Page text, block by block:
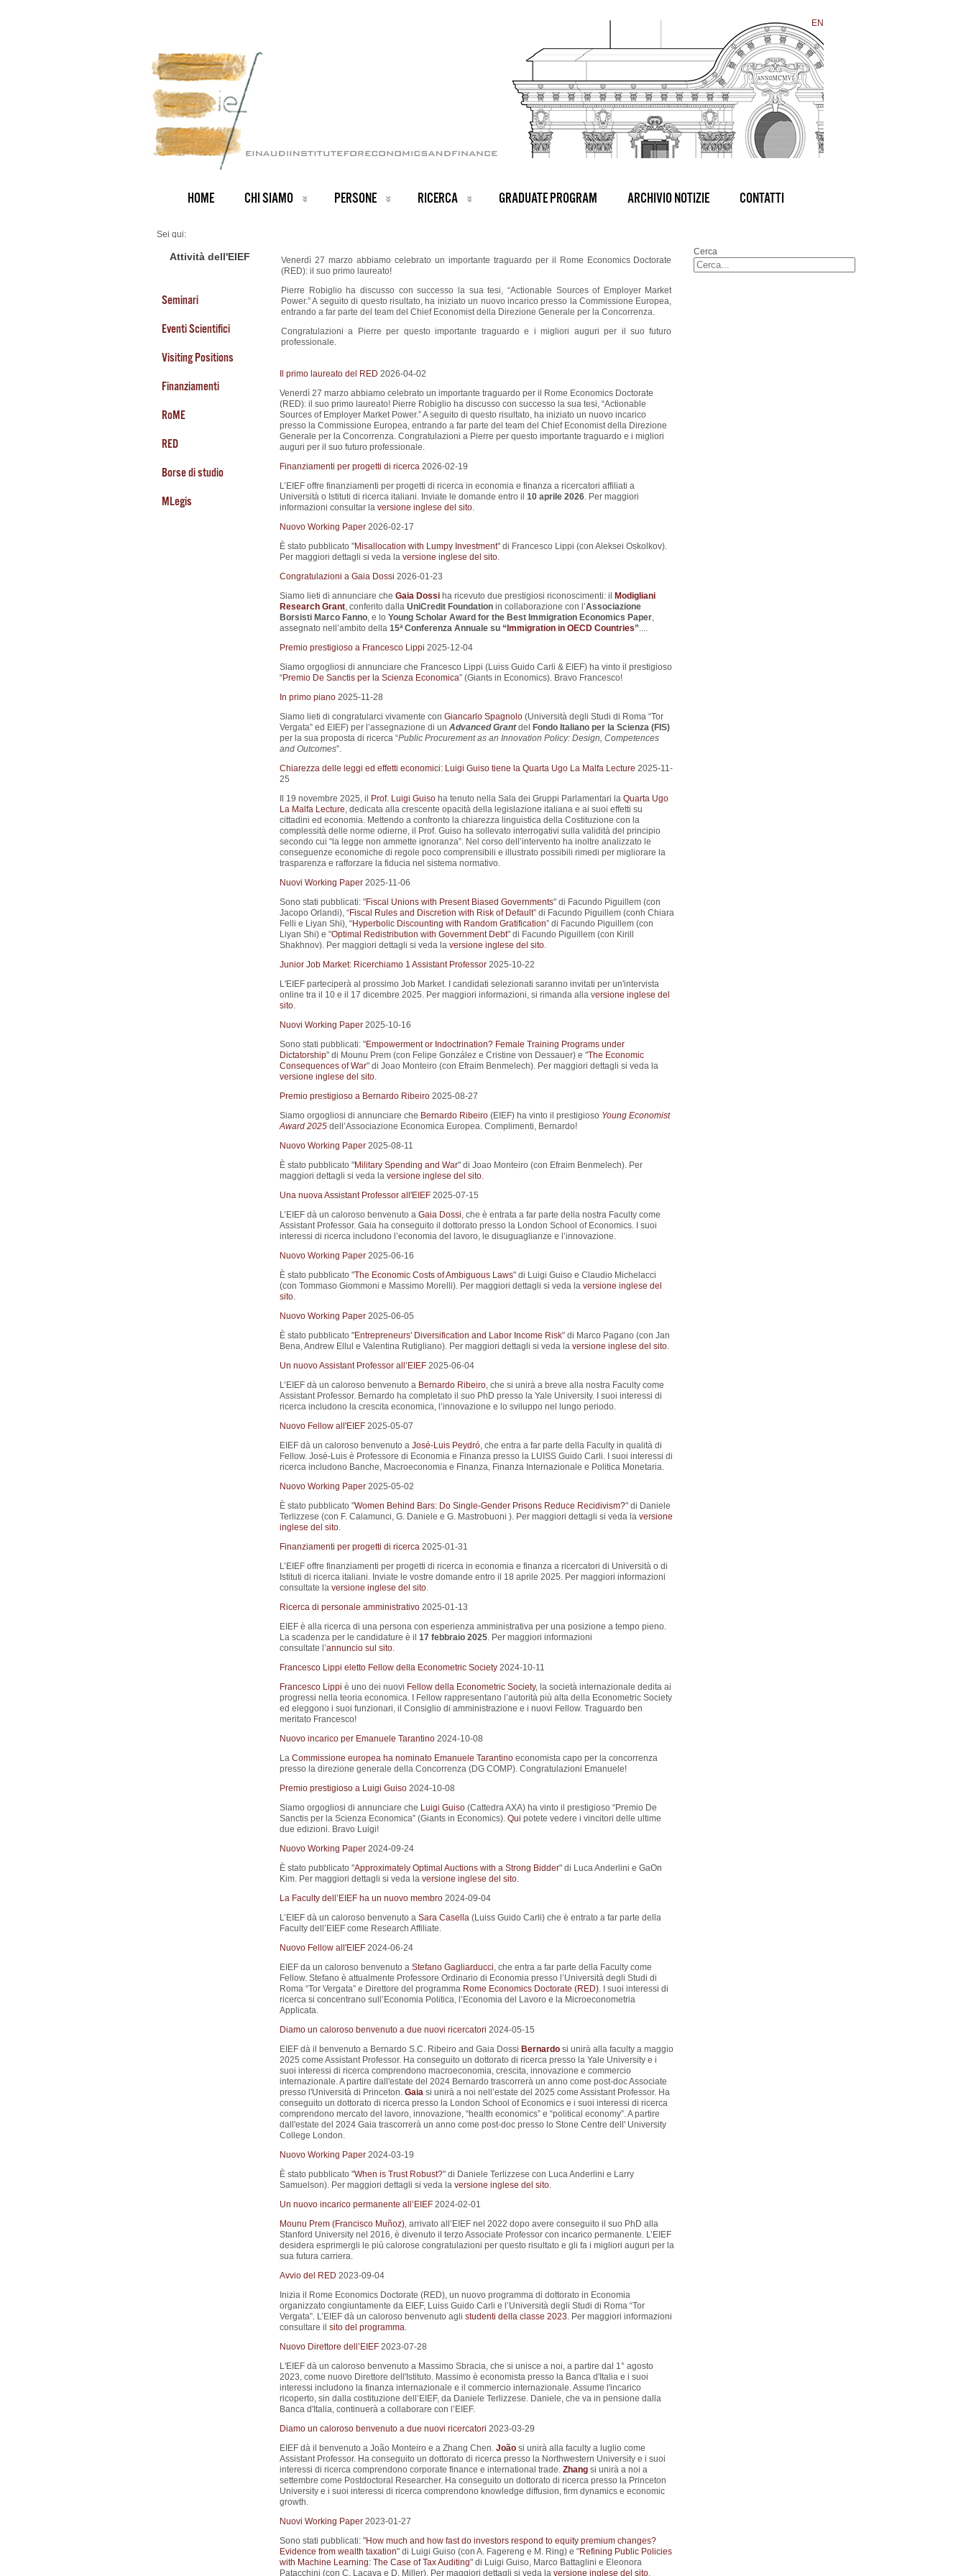
EN
HOME CHI SIAMO PERSONE RICERCA GRADUATE PROGRAM ARCHIVIO NOTIZIE CONTATTI
Sei qui:
ARCHIVIO NOTIZIE
Attività dell'EIEF
Seminari
Eventi Scientifici
Visiting Positions
Finanziamenti
RoME
RED
Borse di studio
MLegis
Venerdì 27 marzo abbiamo celebrato un importante traguardo per il Rome Economics Doctorate
(RED): il suo primo laureato!
Pierre Robiglio ha discusso con successo la sua tesi, “Actionable Sources of Employer Market
Power.” A seguito di questo risultato, ha iniziato un nuovo incarico presso la Commissione Europea,
entrando a far parte del team del Chief Economist della Direzione Generale per la Concorrenza.
Congratulazioni a Pierre per questo importante traguardo e i migliori auguri per il suo futuro
professionale.
Il primo laureato del RED 2026-04-02
Venerdì 27 marzo abbiamo celebrato un importante traguardo per il Rome Economics Doctorate
(RED): il suo primo laureato! Pierre Robiglio ha discusso con successo la sua tesi, “Actionable
Sources of Employer Market Power.” A seguito di questo risultato, ha iniziato un nuovo incarico
presso la Commissione Europea, entrando a far parte del team del Chief Economist della Direzione
Generale per la Concorrenza. Congratulazioni a Pierre per questo importante traguardo e i migliori
auguri per il suo futuro professionale.
Finanziamenti per progetti di ricerca 2026-02-19
L’EIEF offre finanziamenti per progetti di ricerca in economia e finanza a ricercatori affiliati a
Università o Istituti di ricerca italiani. Inviate le domande entro il 10 aprile 2026. Per maggiori
informazioni consultar la versione inglese del sito.
Nuovo Working Paper 2026-02-17
È stato pubblicato "Misallocation with Lumpy Investment" di Francesco Lippi (con Aleksei Oskolkov).
Per maggiori dettagli si veda la versione inglese del sito.
Congratulazioni a Gaia Dossi 2026-01-23
Siamo lieti di annunciare che Gaia Dossiha ricevuto due prestigiosi riconoscimenti: il
Modigliani
Research Grant, conferito dalla UniCredit Foundationin collaborazione con l’Associazione
Borsisti Marco Fanno, e lo Young Scholar Award for the Best Immigration Economics Paper,
assegnato nell’ambito della 15ª Conferenza Annuale su“ Immigration in OECD Countries”....
Premio prestigioso a Francesco Lippi 2025-12-04
Siamo orgogliosi di annunciare che Francesco Lippi (Luiss Guido Carli & EIEF) ha vinto il prestigioso
“Premio De Sanctis per la Scienza Economica” (Giants in Economics). Bravo Francesco!
In primo piano 2025-11-28
Siamo lieti di congratularci vivamente con Giancarlo Spagnolo(Università degli Studi di Roma “Tor
Vergata” ed EIEF) per l’assegnazione di un Advanced Grantdel
Fondo Italiano per la Scienza (FIS)
per la sua proposta di ricerca “Public Procurement as an Innovation Policy: Design, Competences
and Outcomes”.
Chiarezza delle leggi ed effetti economici: Luigi Guiso tiene la Quarta Ugo La Malfa Lecture 2025-11-
25
Il 19 novembre 2025, il
Prof. Luigi Guisoha tenuto nella Sala dei Gruppi Parlamentari la Quarta Ugo
La Malfa Lecture, dedicata alla crescente opacità della legislazione italiana e ai suoi effetti su
cittadini ed economia. Mettendo a confronto la chiarezza linguistica della Costituzione con la
complessità delle norme odierne, il Prof. Guiso ha sollevato interrogativi sulla validità del principio
secondo cui “la legge non ammette ignoranza”. Nel corso dell’intervento ha inoltre analizzato le
conseguenze economiche di regole poco comprensibili e illustrato possibili rimedi per migliorare la
trasparenza e rafforzare la fiducia nel sistema normativo.
Nuovi Working Paper 2025-11-06
Sono stati pubblicati: "Fiscal Unions with Present Biased Governments" di Facundo Piguillem (con
Jacopo Orlandi), “Fiscal Rules and Discretion with Risk of Default” di Facundo Piguillem (conh Chiara
Felli e Liyan Shi), “Hyperbolic Discounting with Random Gratification” di Facundo Piguillem (con
Liyan Shi) e "Optimal Redistribution with Government Debt" di Facundo Piguillem (con Kirill
Shakhnov). Per maggiori dettagli si veda la versione inglese del sito.
Junior Job Market: Ricerchiamo 1 Assistant Professor 2025-10-22
L'EIEF parteciperà al prossimo Job Market. I candidati selezionati saranno invitati per un'intervista
online tra il 10 e il 17 dicembre 2025. Per maggiori informazioni, si rimanda alla versione inglese del
sito.
Nuovi Working Paper 2025-10-16
Sono stati pubblicati: "Empowerment or Indoctrination? Female Training Programs under
Dictatorship" di Mounu Prem (con Felipe González e Cristine von Dessauer) e "The Economic
Consequences of War" di Joao Monteiro (con Efraim Benmelech). Per maggiori dettagli si veda la
versione inglese del sito.
Premio prestigioso a Bernardo Ribeiro 2025-08-27
Siamo orgogliosi di annunciare che Bernardo Ribeiro(EIEF) ha vinto il prestigioso Young Economist
Award 2025dell’Associazione Economica Europea. Complimenti, Bernardo!
Nuovo Working Paper 2025-08-11
È stato pubblicato "Military Spending and War" di Joao Monteiro (con Efraim Benmelech). Per
maggiori dettagli si veda la versione inglese del sito.
Una nuova Assistant Professor all'EIEF 2025-07-15
L’EIEF dà un caloroso benvenuto a Gaia Dossi, che è entrata a far parte della nostra Faculty come
Assistant Professor. Gaia ha conseguito il dottorato presso la London School of Economics. I suoi
interessi di ricerca includono l’economia del lavoro, le disuguaglianze e l’innovazione.
Nuovo Working Paper 2025-06-16
È stato pubblicato "The Economic Costs of Ambiguous Laws" di Luigi Guiso e Claudio Michelacci
(con Tommaso Giommoni e Massimo Morelli). Per maggiori dettagli si veda la versione inglese del
sito.
Nuovo Working Paper 2025-06-05
È stato pubblicato "Entrepreneurs' Diversification and Labor Income Risk" di Marco Pagano (con Jan
Bena, Andrew Ellul e Valentina Rutigliano). Per maggiori dettagli si veda la versione inglese del sito.
Un nuovo Assistant Professor all’EIEF 2025-06-04
L’EIEF dà un caloroso benvenuto a Bernardo Ribeiro, che si unirà a breve alla nostra Faculty come
Assistant Professor. Bernardo ha completato il suo PhD presso la Yale University. I suoi interessi di
ricerca includono la crescita economica, l’innovazione e lo sviluppo nel lungo periodo.
Nuovo Fellow all'EIEF 2025-05-07
EIEF dà un caloroso benvenuto a José-Luis Peydró, che entra a far parte della Faculty in qualità di
Fellow. José-Luis è Professore di Economia e Finanza presso la LUISS Guido Carli. I suoi interessi di
ricerca includono Banche, Macroeconomia e Finanza, Finanza Internazionale e Politica Monetaria.
Nuovo Working Paper 2025-05-02
È stato pubblicato "Women Behind Bars: Do Single-Gender Prisons Reduce Recidivism?" di Daniele
Terlizzese (con F. Calamunci, G. Daniele e G. Mastrobuoni ). Per maggiori dettagli si veda la versione
inglese del sito.
Finanziamenti per progetti di ricerca 2025-01-31
L’EIEF offre finanziamenti per progetti di ricerca in economia e finanza a ricercatori di Università o di
Istituti di ricerca italiani. Inviate le vostre domande entro il 18 aprile 2025. Per maggiori informazioni
consultate la versione inglese del sito.
Ricerca di personale amministrativo 2025-01-13
EIEF è alla ricerca di una persona con esperienza amministrativa per una posizione a tempo pieno.
La scadenza per le candidature è il 17 febbraio 2025. Per maggiori informazioni
consultate l’annuncio sul sito.
Francesco Lippi eletto Fellow della Econometric Society 2024-10-11
Francesco Lippi è uno dei nuovi Fellow della Econometric Society, la società internazionale dedita ai
progressi nella teoria economica. I Fellow rappresentano l’autorità più alta della Econometric Society
ed eleggono i suoi funzionari, il Consiglio di amministrazione e i nuovi Fellow. Traguardo ben
meritato Francesco!
Nuovo incarico per Emanuele Tarantino 2024-10-08
La Commissione europea ha nominato Emanuele Tarantinoeconomista capo per la concorrenza
presso la direzione generale della Concorrenza (DG COMP). Congratulazioni Emanuele!
Premio prestigioso a Luigi Guiso 2024-10-08
Siamo orgogliosi di annunciare che Luigi Guiso(Cattedra AXA) ha vinto il prestigioso “Premio De
Sanctis per la Scienza Economica” (Giants in Economics). Qui potete vedere i vincitori delle ultime
due edizioni. Bravo Luigi!
Nuovo Working Paper 2024-09-24
È stato pubblicato "Approximately Optimal Auctions with a Strong Bidder" di Luca Anderlini e GaOn
Kim. Per maggiori dettagli si veda la versione inglese del sito.
La Faculty dell’EIEF ha un nuovo membro 2024-09-04
L’EIEF dà un caloroso benvenuto a Sara Casella(Luiss Guido Carli) che è entrato a far parte della
Faculty dell’EIEF come Research Affiliate.
Nuovo Fellow all'EIEF 2024-06-24
EIEF da un caloroso benvenuto a Stefano Gagliarducci, che entra a far parte della Faculty come
Fellow. Stefano è attualmente Professore Ordinario di Economia presso l’Università degli Studi di
Roma “Tor Vergata” e Direttore del programma Rome Economics Doctorate (RED). I suoi interessi di
ricerca si concentrano sull’Economia Politica, l’Economia del Lavoro e la Microeconometria
Applicata.
Diamo un caloroso benvenuto a due nuovi ricercatori 2024-05-15
EIEF dà il benvenuto a Bernardo S.C. Ribeiro and Gaia Dossi Bernardosi unirà alla faculty a maggio
2025 come Assistant Professor. Ha conseguito un dottorato di ricerca presso la Yale University e i
suoi interessi di ricerca comprendono macroeconomia, crescita, innovazione e commercio
internazionale. A partire dall'estate del 2024 Bernardo trascorrerà un anno come post-doc Associate
presso l'Università di Princeton. Gaiasi unirà a noi nell’estate del 2025 come Assistant Professor. Ha
conseguito un dottorato di ricerca presso la London School of Economics e i suoi interessi di ricerca
comprendono mercato del lavoro, innovazione, “health economics” e “political economy”. A partire
dall'estate del 2024 Gaia trascorrerà un anno come post-doc presso lo Stone Centre dell' University
College London.
Nuovo Working Paper 2024-03-19
È stato pubblicato "When is Trust Robust?" di Daniele Terlizzese con Luca Anderlini e Larry
Samuelson). Per maggiori dettagli si veda la versione inglese del sito.
Un nuovo incarico permanente all’EIEF 2024-02-01
Mounu Prem (Francisco Muñoz), arrivato all’EIEF nel 2022 dopo avere conseguito il suo PhD alla
Stanford University nel 2016, è divenuto il terzo Associate Professor con incarico permanente. L’EIEF
desidera esprimergli le più calorose congratulazioni per questo risultato e gli fa i migliori auguri per la
sua futura carriera.
Avvio del RED 2023-09-04
Inizia il Rome Economics Doctorate (RED), un nuovo programma di dottorato in Economia
organizzato congiuntamente da EIEF, Luiss Guido Carli e l’Università degli Studi di Roma “Tor
Vergata”. L’EIEF dà un caloroso benvenuto agli studenti della classe 2023. Per maggiori informazioni
consultare il sito del programma.
Nuovo Direttore dell’EIEF 2023-07-28
L'EIEF dà un caloroso benvenuto a Massimo Sbracia, che si unisce a noi, a partire dal 1° agosto
2023, come nuovo Direttore dell'Istituto. Massimo è economista presso la Banca d'Italia e i suoi
interessi includono la finanza internazionale e il commercio internazionale. Assume l'incarico
ricoperto, sin dalla costituzione dell’EIEF, da Daniele Terlizzese. Daniele, che va in pensione dalla
Banca d'Italia, continuerà a collaborare con l’EIEF.
Diamo un caloroso benvenuto a due nuovi ricercatori 2023-03-29
EIEF dà il benvenuto a João Monteiro e a Zhang Chen. Joãosi unirà alla faculty a luglio come
Assistant Professor. Ha conseguito un dottorato di ricerca presso la Northwestern University e i suoi
interessi di ricerca comprendono corporate finance e international trade. Zhangsi unirà a noi a
settembre come Postdoctoral Researcher. Ha conseguito un dottorato di ricerca presso la Princeton
University e i suoi interessi di ricerca comprendono knowledge diffusion, firm dynamics e economic
growth.
Nuovi Working Paper 2023-01-27
Sono stati pubblicati: "How much and how fast do investors respond to equity premium changes?
Evidence from wealth taxation" di Luigi Guiso (con A. Fagereng e M. Ring) e "Refining Public Policies
with Machine Learning: The Case of Tax Auditing" di Luigi Guiso, Marco Battaglini e Eleonora
Patacchini (con C. Lacava e D. Miller). Per maggiori dettagli si veda la versione inglese del sito.
Cerca